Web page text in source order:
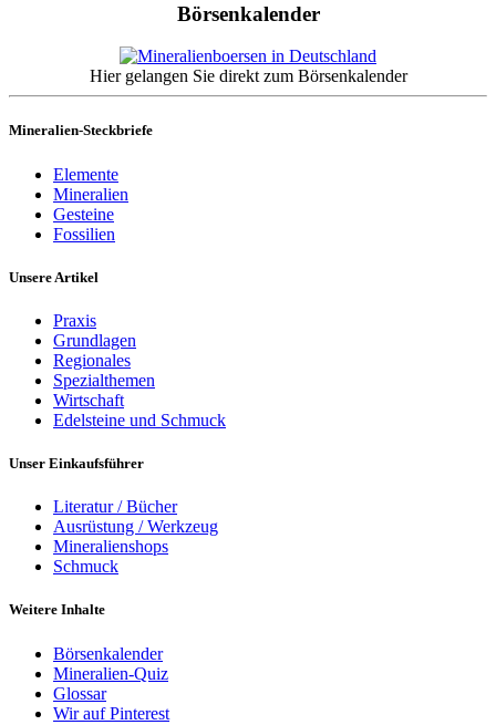
Börsenkalender
Hier gelangen Sie direkt zum Börsenkalender
Mineralien-Steckbriefe
Elemente
Mineralien
Gesteine
Fossilien
Unsere Artikel
Praxis
Grundlagen
Regionales
Spezialthemen
Wirtschaft
Edelsteine und Schmuck
Unser Einkaufsführer
Literatur / Bücher
Ausrüstung / Werkzeug
Mineralienshops
Schmuck
Weitere Inhalte
Börsenkalender
Mineralien-Quiz
Glossar
Wir auf Pinterest